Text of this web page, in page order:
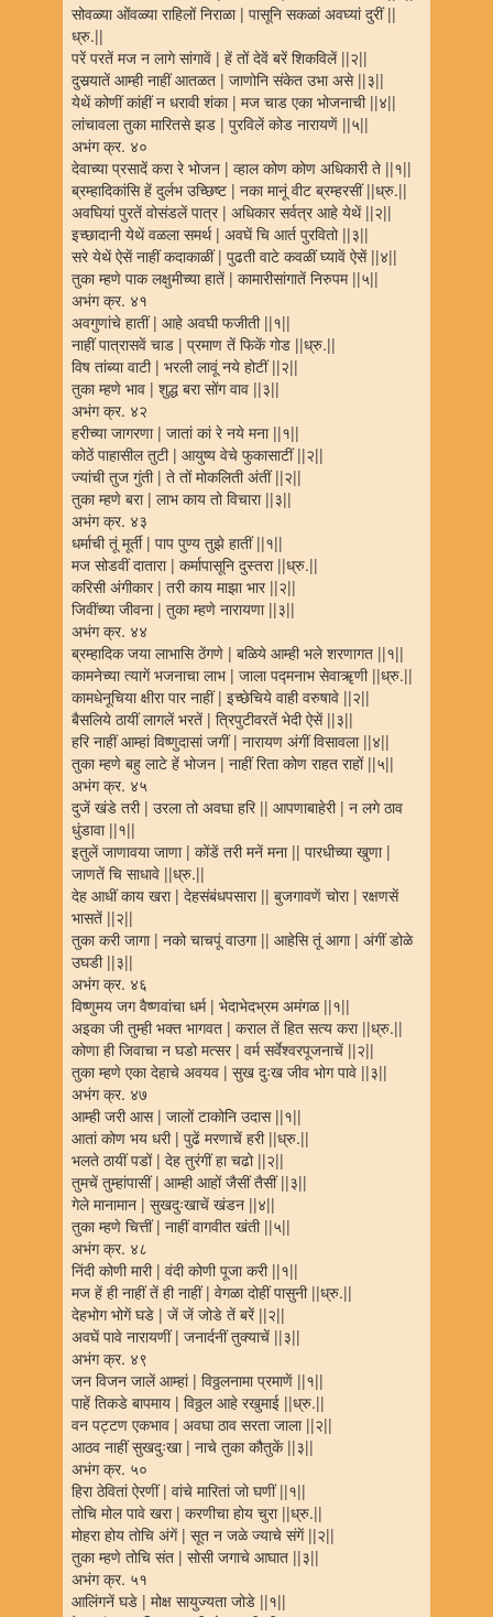
सोवळ्या ओंवळ्या राहिलों निराळा | पासूनि सकळां अवघ्यां दुरीं ||
ध्रु.||
परें परतें मज न लागे सांगावें | हें तों देवें बरें शिकविलें ||२||
दुसर्‍यातें आम्ही नाहीं आतळत | जाणोनि संकेत उभा असे ||३||
येथें कोणीं कांहीं न धरावी शंका | मज चाड एका भोजनाची ||४||
लांचावला तुका मारितसे झड | पुरविलें कोड नारायणें ||५||
अभंग क्र. ४०
देवाच्या प्रसादें करा रे भोजन | व्हाल कोण कोण अधिकारी ते ||१||
ब्रम्हादिकांसि हें दुर्लभ उच्छिष्ट | नका मानूं वीट ब्रम्हरसीं ||ध्रु.||
अवघियां पुरतें वोसंडलें पात्र | अधिकार सर्वत्र आहे येथें ||२||
इच्छादानी येथें वळला समर्थ | अवघें चि आर्त पुरवितो ||३||
सरे येथें ऐसें नाहीं कदाकाळीं | पुढती वाटे कवळीं घ्यावें ऐसें ||४||
तुका म्हणे पाक लक्षुमीच्या हातें | कामारीसांगातें निरुपम ||५||
अभंग क्र. ४१
अवगुणांचे हातीं | आहे अवघी फजीती ||१||
नाहीं पात्रासवें चाड | प्रमाण तें फिकें गोड ||ध्रु.||
विष तांब्या वाटी | भरली लावूं नये होटीं ||२||
तुका म्हणे भाव | शुद्ध बरा सोंग वाव ||३||
अभंग क्र. ४२
हरीच्या जागरणा | जातां कां रे नये मना ||१||
कोठें पाहासील तुटी | आयुष्य वेचे फुकासाटीं ||२||
ज्यांची तुज गुंती | ते तों मोकलिती अंतीं ||२||
तुका म्हणे बरा | लाभ काय तो विचारा ||३||
अभंग क्र. ४३
धर्माची तूं मूर्ती | पाप पुण्य तुझे हातीं ||१||
मज सोडवीं दातारा | कर्मापासूनि दुस्तरा ||ध्रु.||
करिसी अंगीकार | तरी काय माझा भार ||२||
जिवींच्या जीवना | तुका म्हणे नारायणा ||३||
अभंग क्र. ४४
ब्रम्हादिक जया लाभासि ठेंगणे | बळिये आम्ही भले शरणागत ||१||
कामनेच्या त्यागें भजनाचा लाभ | जाला पद्मनाभ सेवाॠणी ||ध्रु.||
कामधेनूचिया क्षीरा पार नाहीं | इच्छेचिये वाही वरुषावे ||२||
बैसलिये ठायीं लागलें भरतें | त्रिपुटीवरतें भेदी ऐसें ||३||
हरि नाहीं आम्हां विष्णुदासां जगीं | नारायण अंगीं विसावला ||४||
तुका म्हणे बहु लाटे हें भोजन | नाहीं रिता कोण राहत राहों ||५||
अभंग क्र. ४५
दुजें खंडे तरी | उरला तो अवघा हरि || आपणाबाहेरी | न लगे ठाव
धुंडावा ||१||
इतुलें जाणावया जाणा | कोंडें तरी मनें मना || पारधीच्या खुणा |
जाणतें चि साधावे ||ध्रु.||
देह आधीं काय खरा | देहसंबंधपसारा || बुजगावणें चोरा | रक्षणसें
भासतें ||२||
तुका करी जागा | नको चाचपूं वाउगा || आहेसि तूं आगा | अंगीं डोळे
उघडी ||३||
अभंग क्र. ४६
विष्णुमय जग वैष्णवांचा धर्म | भेदाभेदभ्रम अमंगळ ||१||
अइका जी तुम्ही भक्त भागवत | कराल तें हित सत्य करा ||ध्रु.||
कोणा ही जिवाचा न घडो मत्सर | वर्म सर्वेश्वरपूजनाचें ||२||
तुका म्हणे एका देहाचे अवयव | सुख दुःख जीव भोग पावे ||३||
अभंग क्र. ४७
आम्ही जरी आस | जालों टाकोनि उदास ||१||
आतां कोण भय धरी | पुढें मरणाचें हरी ||ध्रु.||
भलते ठायीं पडों | देह तुरंगीं हा चढो ||२||
तुमचें तुम्हांपासीं | आम्ही आहों जैसीं तैसीं ||३||
गेले मानामान | सुखदुःखाचें खंडन ||४||
तुका म्हणे चित्तीं | नाहीं वागवीत खंती ||५||
अभंग क्र. ४८
निंदी कोणी मारी | वंदी कोणी पूजा करी ||१||
मज हें ही नाहीं तें ही नाहीं | वेगळा दोहीं पासुनी ||ध्रु.||
देहभोग भोगें घडे | जें जें जोडे तें बरें ||२||
अवघें पावे नारायणीं | जनार्दनीं तुक्याचें ||३||
अभंग क्र. ४९
जन विजन जालें आम्हां | विठ्ठलनामा प्रमाणें ||१||
पाहें तिकडे बापमाय | विठ्ठल आहे रखुमाई ||ध्रु.||
वन पट्टण एकभाव | अवघा ठाव सरता जाला ||२||
आठव नाहीं सुखदुःखा | नाचे तुका कौतुकें ||३||
अभंग क्र. ५०
हिरा ठेवितां ऐरणीं | वांचे मारितां जो घणीं ||१||
तोचि मोल पावे खरा | करणीचा होय चुरा ||ध्रु.||
मोहरा होय तोचि अंगें | सूत न जळे ज्याचे संगें ||२||
तुका म्हणे तोचि संत | सोसी जगाचे आघात ||३||
अभंग क्र. ५१
आलिंगनें घडे | मोक्ष सायुज्यता जोडे ||१||